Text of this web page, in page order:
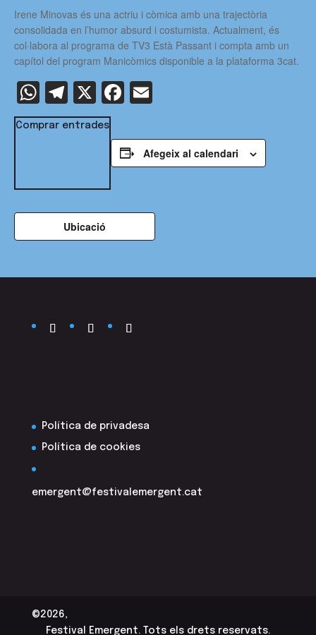
Irene Minovas és una actriu i còmica amb una trajectòria
consolidada en l’humor absurd i costumista. Actualment, és
col·labora al programa de TV3 Està Passant i compta amb un
capítol del program Manicòmics disponible a la plataforma 3cat.
WhatsApp
Telegram
X Facebook
Comprar entrades
Afegeix al calendari
Ubicació
Política de privadesa
Política de cookies
emergent@festivalemergent.cat
©2026,
Festival Emergent. Tots els drets reservats.